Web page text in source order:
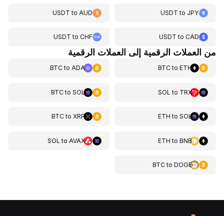
USDT toJPY
USDT to AUD
USDT toCAD
USDT toCHF
من العملات الرقمية إلى العملات الرقمية
BTCtoETH
BTCtoADA
SOL to TRX
BTCtoSOL
ETH toSOL
BTCtoXRP
ETH toBNB
SOL toAVAX
BTCtoDOGE